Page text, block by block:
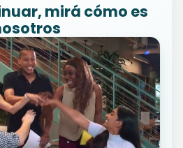
mirá cómo es